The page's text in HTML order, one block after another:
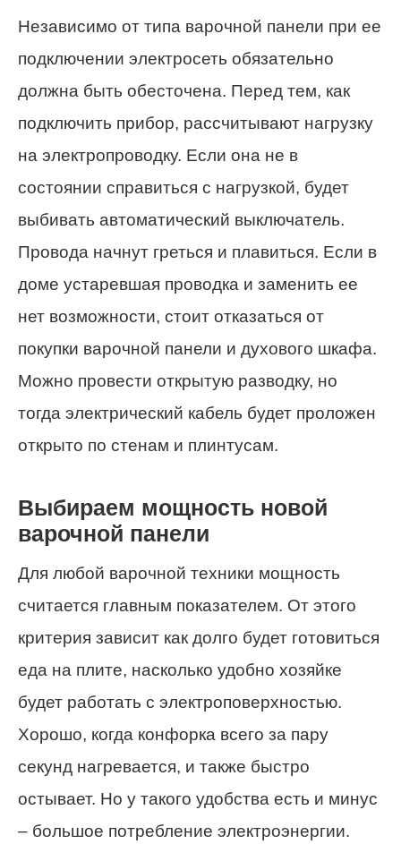
Независимо от типа варочной панели при ее
подключении электросеть обязательно
должна быть обесточена. Перед тем, как
подключить прибор, рассчитывают нагрузку
на электропроводку. Если она не в
состоянии справиться с нагрузкой, будет
выбивать автоматический выключатель.
Провода начнут греться и плавиться. Если в
доме устаревшая проводка и заменить ее
нет возможности, стоит отказаться от
покупки варочной панели и духового шкафа.
Можно провести открытую разводку, но
тогда электрический кабель будет проложен
открыто по стенам и плинтусам.
Выбираем мощность новой
варочной панели
Для любой варочной техники мощность
считается главным показателем. От этого
критерия зависит как долго будет готовиться
еда на плите, насколько удобно хозяйке
будет работать с электроповерхностью.
Хорошо, когда конфорка всего за пару
секунд нагревается, и также быстро
остывает. Но у такого удобства есть и минус
– большое потребление электроэнергии.